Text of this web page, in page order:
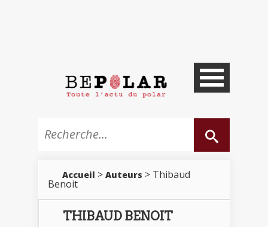
Accueil > Auteurs > Thibaud
Benoit
THIBAUD BENOIT